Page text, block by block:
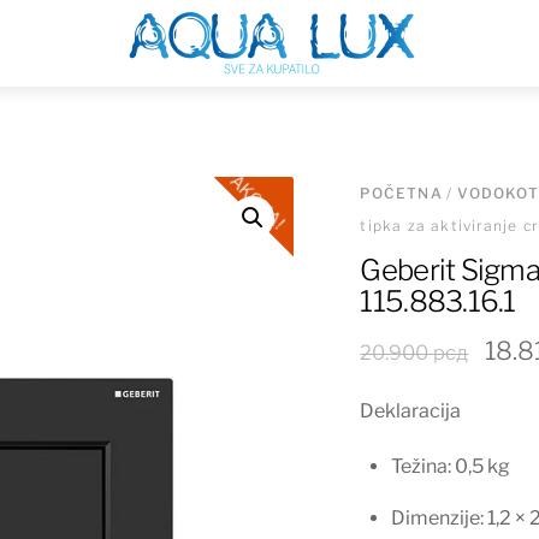
Menu
AKCIJA! POČETNA/
tipka za aktiviranje
Geberit
115.883.16.1
20.900рсд
Deklaracija
Težina: 0,5 kg
Dimenzije: 1,2 ×